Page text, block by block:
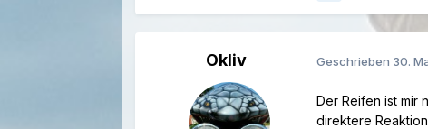
Okliv Geschrieben 30.
Der Reifen ist mir
direktere